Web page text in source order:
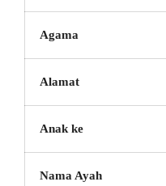
Agama
Alamat
Anak ke
Nama Ayah